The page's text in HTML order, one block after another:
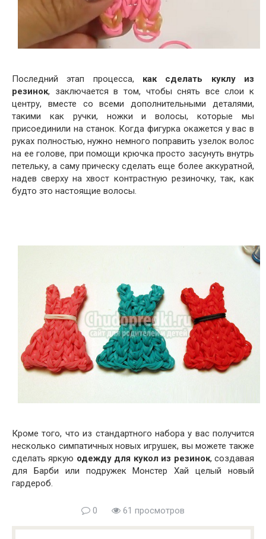
Последний этап процесса, как сделать куклу из
резинок, заключается в том, чтобы снять все слои к
центру, вместе со всеми дополнительными деталями,
такими как ручки, ножки и волосы, которые мы
присоединили на станок. Когда фигурка окажется у вас в
руках полностью, нужно немного поправить узелок волос
на ее голове, при помощи крючка просто засунуть внутрь
петельку, а саму прическу сделать еще более аккуратной,
надев сверху на хвост контрастную резиночку, так, как
будто это настоящие волосы.
Кроме того, что из стандартного набора у вас получится
несколько симпатичных новых игрушек, вы можете также
сделать яркую одежду для кукол из резинок, создавая
для Барби или подружек Монстер Хай целый новый
гардероб.
0 61 просмотров